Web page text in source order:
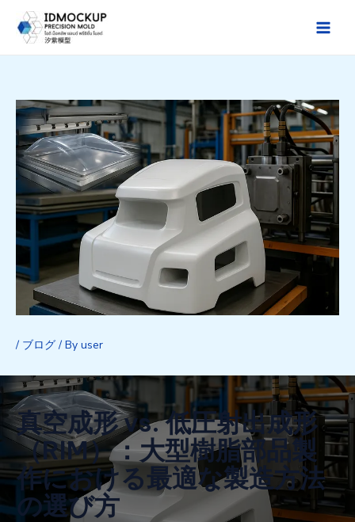
Main
/ ブログ/ By user
真空成形 vs. 低圧射出成形
（RIM）：大型樹脂部品製
作における最適な製造方法
の選び方